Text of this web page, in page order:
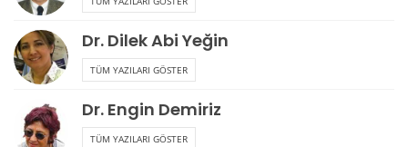
Dr. Dilek Abi Yeğin
TÜM YAZILARI GÖSTER
Dr. Engin Demiriz
TÜM YAZILARI GÖSTER